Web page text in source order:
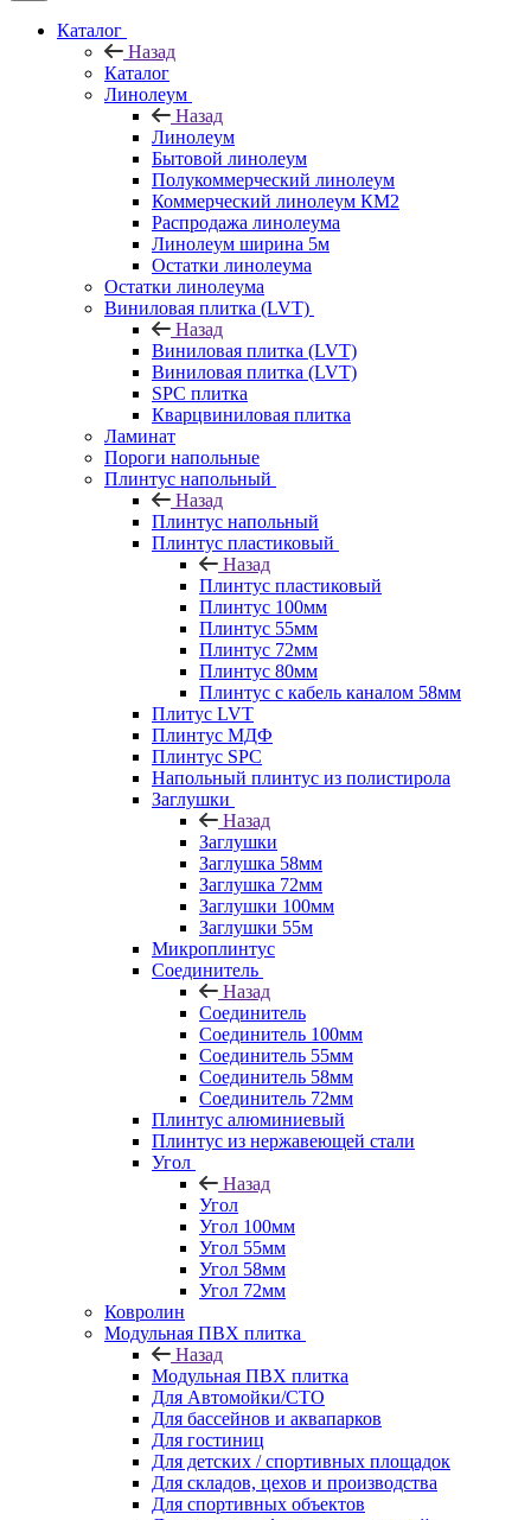
Каталог
Назад
Каталог
Линолеум
Назад
Линолеум
Бытовой линолеум
Полукоммерческий линолеум
Коммерческий линолеум КМ2
Распродажа линолеума
Линолеум ширина 5м
Остатки линолеума
Остатки линолеума
Виниловая плитка (LVT)
Назад
Виниловая плитка (LVT)
Виниловая плитка (LVT)
SPC плитка
Кварцвиниловая плитка
Ламинат
Пороги напольные
Плинтус напольный
Назад
Плинтус напольный
Плинтус пластиковый
Назад
Плинтус пластиковый
Плинтус 100мм
Плинтус 55мм
Плинтус 72мм
Плинтус 80мм
Плинтус с кабель каналом 58мм
Плитус LVT
Плинтус МДФ
Плинтус SPC
Напольный плинтус из полистирола
Заглушки
Назад
Заглушки
Заглушка 58мм
Заглушка 72мм
Заглушки 100мм
Заглушки 55м
Микроплинтус
Соединитель
Назад
Соединитель
Соединитель 100мм
Соединитель 55мм
Соединитель 58мм
Соединитель 72мм
Плинтус алюминиевый
Плинтус из нержавеющей стали
Угол
Назад
Угол
Угол 100мм
Угол 55мм
Угол 58мм
Угол 72мм
Ковролин
Модульная ПВХ плитка
Назад
Модульная ПВХ плитка
Для Автомойки/СТО
Для бассейнов и аквапарков
Для гостиниц
Для детских / спортивных площадок
Для складов, цехов и производства
Для спортивных объектов